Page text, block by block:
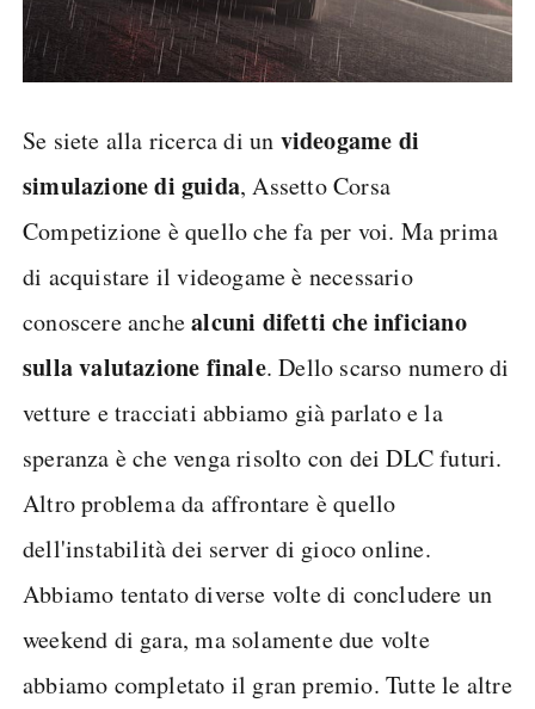
Se siete alla ricerca di un videogame di
simulazione di guida, Assetto Corsa
Competizione è quello che fa per voi. Ma prima
di acquistare il videogame è necessario
conoscere anchealcuni difetti che inficiano
sulla valutazione finale. Dello scarso numero di
vetture e tracciati abbiamo già parlato e la
speranza è che venga risolto con dei DLC futuri.
Altro problema da affrontare è quello
dell'instabilità dei server di gioco online.
Abbiamo tentato diverse volte di concludere un
weekend di gara, ma solamente due volte
abbiamo completato il gran premio. Tutte le altre